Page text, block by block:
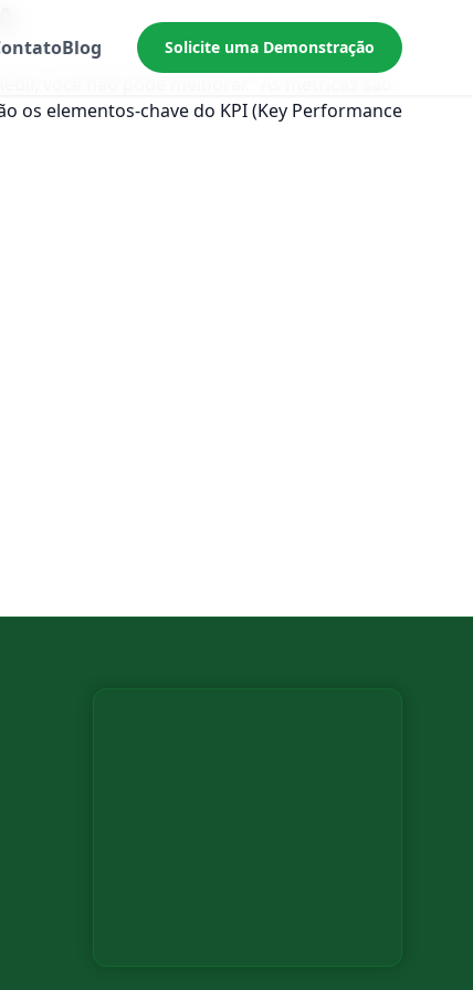
Blog Solicite uma Demonstração
os elementos-chave do KPI (Key Performance